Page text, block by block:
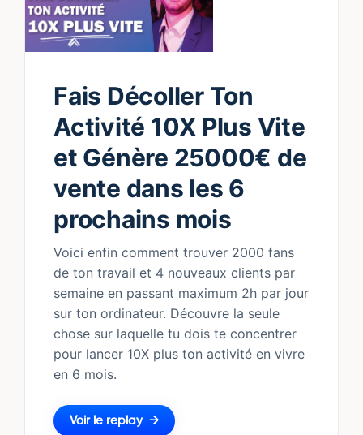
Fais Décoller Ton
Activité 10X Plus Vite
et Génère 25000€ de
vente dans les 6
prochains mois
Voici enfin comment trouver 2000 fans
de ton travail et 4 nouveaux clients par
semaine en passant maximum 2h par jour
sur ton ordinateur. Découvre la seule
chose sur laquelle tu dois te concentrer
pour lancer 10X plus ton activité en vivre
en 6 mois.
Voir le replay